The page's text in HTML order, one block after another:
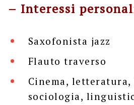
– Interessi
Saxofonista jazz
Flauto traverso
Cinema, letteratura,
sociologia,